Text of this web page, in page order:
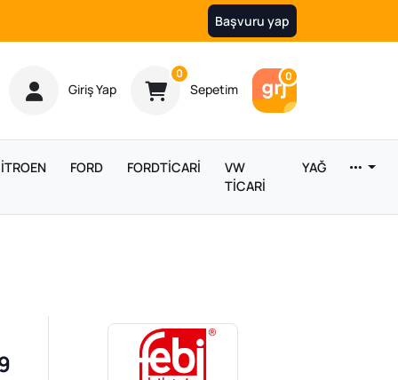
Başvuru yap
Giriş Yap
0Ürün sayısı
Sepetim
0Araç sayısı
FORD FORDTİCARİ
VW
TİCARİ
YAĞ